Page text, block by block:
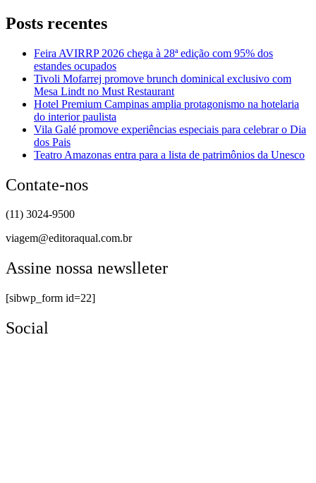
Posts recentes
Feira AVIRRP 2026 chega à 28ª edição com 95% dos
estandes ocupados
Tivoli Mofarrej promove brunch dominical exclusivo com
Mesa Lindt no Must Restaurant
Hotel Premium Campinas amplia protagonismo na hotelaria
do interior paulista
Vila Galé promove experiências especiais para celebrar o Dia
dos Pais
Teatro Amazonas entra para a lista de patrimônios da Unesco
Contate-nos
(11) 3024-9500
viagem@editoraqual.com.br
Assine nossa newslleter
[sibwp_form id=22]
Social